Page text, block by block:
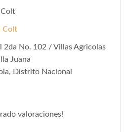
Colt
Colt
2da No. 102 / Villas Agricolas
Juana
Distrito Nacional
valoraciones!